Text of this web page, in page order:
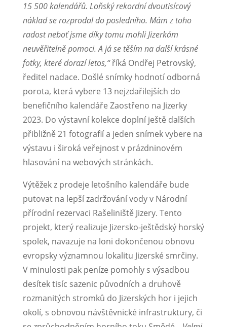
15 500 kalendářů. Loňský rekordní dvoutisícový
náklad se rozprodal do posledního. Mám z toho
radost neboť jsme díky tomu mohli Jizerkám
neuvěřitelně pomoci. A já se těším na další krásné
fotky, které dorazí letos,“říká Ondřej Petrovský,
ředitel nadace. Došlé snímky hodnotí odborná
porota, která vybere 13 nejzdařilejších do
benefičního kalendáře Zaostřeno na Jizerky
2023. Do výstavní kolekce doplní ještě dalších
přibližně 21 fotografií a jeden snímek vybere na
výstavu i široká veřejnost v prázdninovém
hlasování na webových stránkách.
Výtěžek z prodeje letošního kalendáře bude
putovat na lepší zadržování vody v Národní
přírodní rezervaci Rašeliniště Jizery. Tento
projekt, který realizuje Jizersko-ještědský horský
spolek, navazuje na loni dokončenou obnovu
evropsky významnou lokalitu Jizerské smrčiny.
V minulosti pak peníze pomohly s výsadbou
desítek tisíc sazenic původních a druhově
rozmanitých stromků do Jizerských hor i jejich
okolí, s obnovou návštěvnické infrastruktury, či